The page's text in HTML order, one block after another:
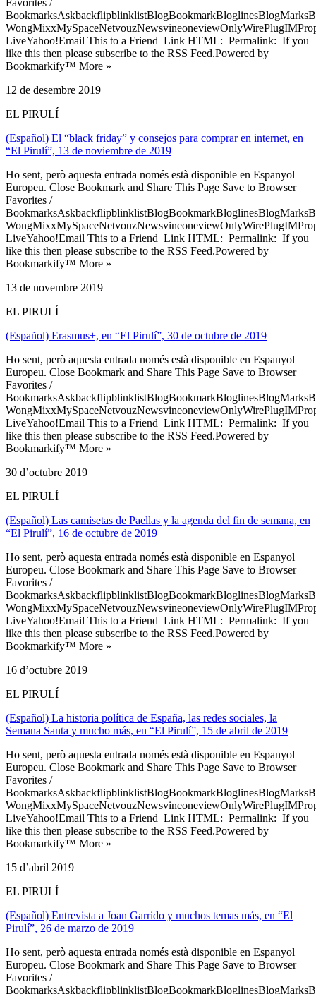
LiveYahoo!Email This to a Friend Link HTML: Permalink: If you
like this then please subscribe to the RSS Feed.Powered by
Bookmarkify™ More »
12 de desembre 2019
EL PIRULÍ
(Español) El “black friday” y consejos para comprar en internet, en
“El Pirulí”, 13 de noviembre de 2019
Ho sent, però aquesta entrada només està disponible en Espanyol
Europeu. Close Bookmark and Share This Page Save to Browser
Favorites /
LiveYahoo!Email This to a Friend Link HTML: Permalink: If you
like this then please subscribe to the RSS Feed.Powered by
Bookmarkify™ More »
13 de novembre 2019
EL PIRULÍ
(Español) Erasmus+, en “El Pirulí”, 30 de octubre de 2019
Ho sent, però aquesta entrada només està disponible en Espanyol
Europeu. Close Bookmark and Share This Page Save to Browser
Favorites /
LiveYahoo!Email This to a Friend Link HTML: Permalink: If you
like this then please subscribe to the RSS Feed.Powered by
Bookmarkify™ More »
30 d’octubre 2019
EL PIRULÍ
(Español) Las camisetas de Paellas y la agenda del fin de semana, en
“El Pirulí”, 16 de octubre de 2019
Ho sent, però aquesta entrada només està disponible en Espanyol
Europeu. Close Bookmark and Share This Page Save to Browser
Favorites /
LiveYahoo!Email This to a Friend Link HTML: Permalink: If you
like this then please subscribe to the RSS Feed.Powered by
Bookmarkify™ More »
16 d’octubre 2019
EL PIRULÍ
(Español) La historia política de España, las redes sociales, la
Semana Santa y mucho más, en “El Pirulí”, 15 de abril de 2019
Ho sent, però aquesta entrada només està disponible en Espanyol
Europeu. Close Bookmark and Share This Page Save to Browser
Favorites /
LiveYahoo!Email This to a Friend Link HTML: Permalink: If you
like this then please subscribe to the RSS Feed.Powered by
Bookmarkify™ More »
15 d’abril 2019
EL PIRULÍ
(Español) Entrevista a Joan Garrido y muchos temas más, en “El
Pirulí”, 26 de marzo de 2019
Ho sent, però aquesta entrada només està disponible en Espanyol
Europeu. Close Bookmark and Share This Page Save to Browser
Favorites /